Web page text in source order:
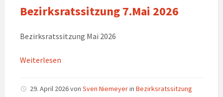
Bezirksratssitzung 7.Mai 2026
Bezirksratssitzung Mai 2026
Weiterlesen
29. April 2026von Sven Niemeyerin Bezirksratssitzung